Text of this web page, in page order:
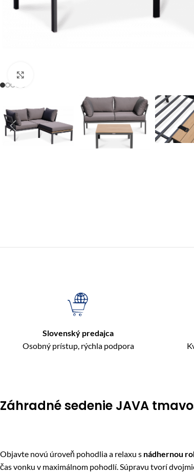
Slovenský predajca
Osobný prístup, rýchla podpora
Záhradné sedenie JAVA
Objavte novú úroveň pohodlia a relaxu s nádhernou
čas vonku v maximálnom pohodlí. Súpravu tvorí